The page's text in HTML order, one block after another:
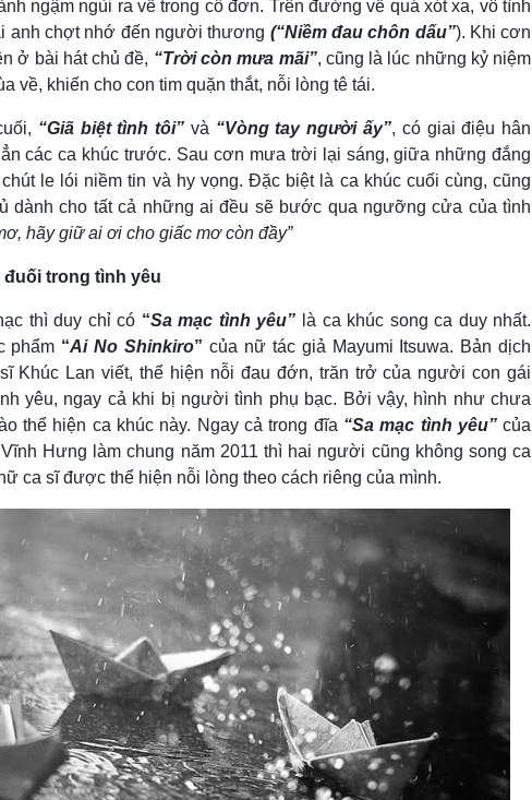
ngậm ngùi ra về trong cô đơn. Trên đường về quá xót xa, vô tình
anh chợt nhớ đến người thương (“Niềm đau chôn dấu”). Khi cơn
ở bài hát chủ đề, “Trời còn mưa mãi”, cũng là lúc những kỷ niệm
về, khiến cho con tim quặn thắt, nỗi lòng tê tái.
“Giã biệt tình tôi” và “Vòng tay người ấy”, có giai điệu hân
các ca khúc trước. Sau cơn mưa trời lại sáng, giữa những đắng
le lói niềm tin và hy vọng. Đặc biệt là ca khúc cuối cùng, cũng
dành cho tất cả những ai đều sẽ bước qua ngưỡng cửa của tình
hãy giữ ai ơi cho giấc mơ còn đầy”
trong tình yêu
thì duy chỉ có “Sa mạc tình yêu” là ca khúc song ca duy nhất.
phẩm “Ai No Shinkiro” của nữ tác giả Mayumi Itsuwa. Bản dịch
Khúc Lan viết, thể hiện nỗi đau đớn, trăn trở của người con gái
yêu, ngay cả khi bị người tình phụ bạc. Bởi vậy, hình như chưa
thể hiện ca khúc này. Ngay cả trong đĩa “Sa mạc tình yêu”của
Hưng làm chung năm 2011 thì hai người cũng không song ca
ca sĩ được thể hiện nỗi lòng theo cách riêng của mình.